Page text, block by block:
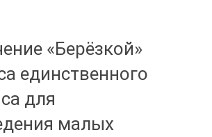
«Берёзкой»
единственного
для
малых